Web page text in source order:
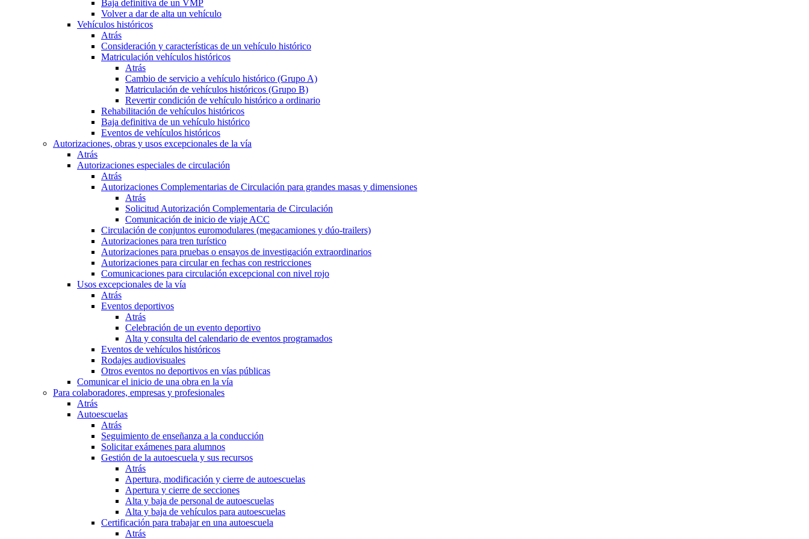
Baja definitiva de un VMP
Volver a dar de alta un vehículo
Vehículos históricos
Atrás
Consideración y características de un vehículo histórico
Matriculación vehículos históricos
Atrás
Cambio de servicio a vehículo histórico (Grupo A)
Matriculación de vehículos históricos (Grupo B)
Revertir condición de vehículo histórico a ordinario
Rehabilitación de vehículos históricos
Baja definitiva de un vehículo histórico
Eventos de vehículos históricos
Autorizaciones, obras y usos excepcionales de la vía
Atrás
Autorizaciones especiales de circulación
Atrás
Autorizaciones Complementarias de Circulación para grandes masas y dimensiones
Atrás
Solicitud Autorización Complementaria de Circulación
Comunicación de inicio de viaje ACC
Circulación de conjuntos euromodulares (megacamiones y dúo-trailers)
Autorizaciones para tren turístico
Autorizaciones para pruebas o ensayos de investigación extraordinarios
Autorizaciones para circular en fechas con restricciones
Comunicaciones para circulación excepcional con nivel rojo
Usos excepcionales de la vía
Atrás
Eventos deportivos
Atrás
Celebración de un evento deportivo
Alta y consulta del calendario de eventos programados
Eventos de vehículos históricos
Rodajes audiovisuales
Otros eventos no deportivos en vías públicas
Comunicar el inicio de una obra en la vía
Para colaboradores, empresas y profesionales
Atrás
Autoescuelas
Atrás
Seguimiento de enseñanza a la conducción
Solicitar exámenes para alumnos
Gestión de la autoescuela y sus recursos
Atrás
Apertura, modificación y cierre de autoescuelas
Apertura y cierre de secciones
Alta y baja de personal de autoescuelas
Alta y baja de vehículos para autoescuelas
Certificación para trabajar en una autoescuela
Atrás